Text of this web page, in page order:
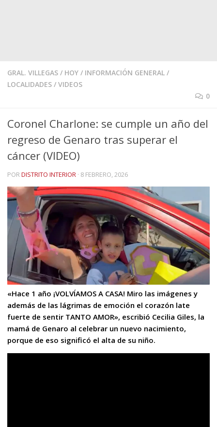
GRAL. VILLEGAS / HOY / INFORMACIÓN GENERAL /
LOCALIDADES / VIDEOS
0
Coronel Charlone: se cumple un año del
regreso de Genaro tras superar el
cáncer (VIDEO)
PORDISTRITO INTERIOR · 8 FEBRERO, 2026
«Hace 1 año ¡VOLVÍAMOS A CASA! Miro las imágenes y
además de las lágrimas de emoción el corazón late
fuerte de sentir TANTO AMOR», escribió Cecilia Giles, la
mamá de Genaro al celebrar un nuevo nacimiento,
porque de eso significó el alta de su niño.